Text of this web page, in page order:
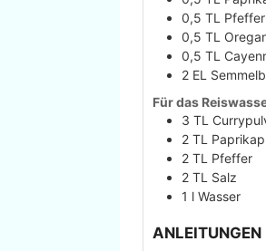
0,5 TL Pfeffer
0,5 TL
0,5 TL
2 EL
Für das
3 TL
2 TL
2 TL Pfeffer
2 TL Salz
1 l Wasser
ANLEITUNGEN